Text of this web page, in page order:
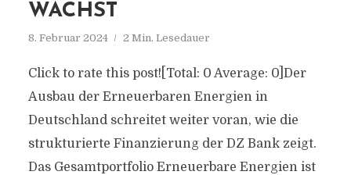
WÄCHST
8. Februar 2024 2 Min. Lesedauer
Click to rate this post![Total: 0 Average: 0]Der
Ausbau der Erneuerbaren Energien in
Deutschland schreitet weiter voran, wie die
strukturierte Finanzierung der DZ Bank zeigt.
Das Gesamtportfolio Erneuerbare Energien ist